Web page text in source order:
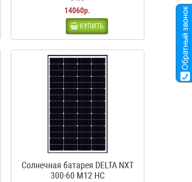
14060р.
КУПИТЬ
Солнечная батарея DELTA NXT
300-60 M12 HC